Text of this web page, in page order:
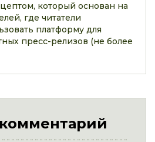
который основан на
где читатели
платформу для
пресс-релизов (не более